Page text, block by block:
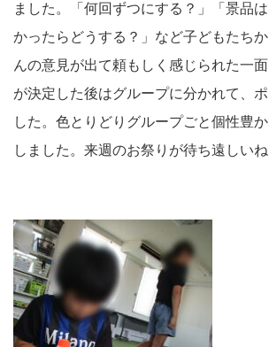
ました。「何回ずつにする？」「景品
かったらどうする？」など子どもたち
んの意見が出て頼もしく感じられた一
が決定した後はグループに分かれて、
した。色とりどりグループごと個性豊
しました。来週のお祭りが待ち遠しいね